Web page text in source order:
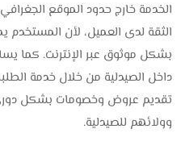
الخدمة خارج حدود الموقع
الثقة لدى العميل، لأن المستخدم
بشكل موثوق عبر الإنترنت. كما
داخل الصيدلية من خلال خدمة
تقديم عروض وخصومات بشكل
وولائهم للصيدلية.